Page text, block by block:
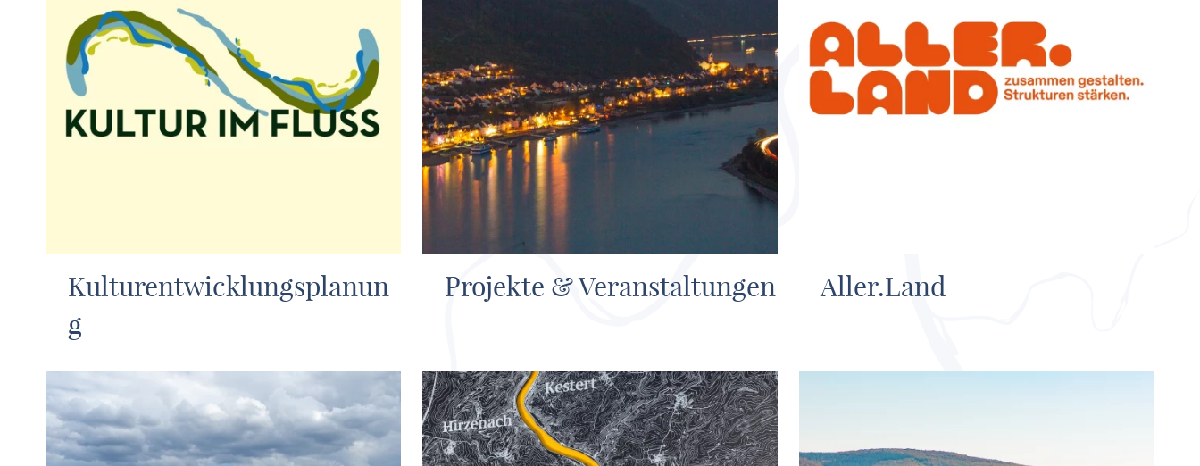
Kulturentwicklungsplanun
g
Projekte & Veranstaltungen Aller.Land